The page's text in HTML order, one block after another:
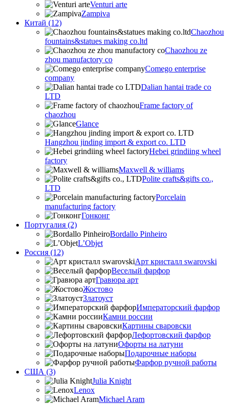
Venturi arte
Zampiva
Китай (12)
Chaozhou
fountains&statues making co.ltd
Chaozhou ze
zhou manufactory co
Comego enterprise
company
Dalian hantai trade co
LTD
Frame factory of
chaozhou
Glance
Hangzhou jinding import & export co. LTD
Hebei grindiing wheel
factory
Maxwell & williams
Polite crafts&gifts co.,
LTD
Porcelain
manufacturing factory
Гонконг
Португалия (2)
Bordallo Pinheiro
L’Objet
Россия (12)
Арт кристалл swarovski
Веселый фарфор
Гравюра арт
Жостово
Златоуст
Императорский фарфор
Камни россии
Картины сваровски
Лефортовский фарфор
Офорты на латуни
Подарочные наборы
Фарфор ручной работы
США (3)
Julia Knight
Lenox
Michael Aram